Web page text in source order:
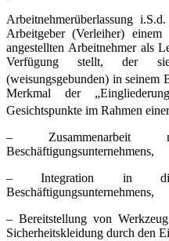
Arbeitnehmerüberlassung
Arbeitgeber (Verleiher)
angestellten Arbeitnehmer als
Verfügung stellt, der
(weisungsgebunden) in seinem
Merkmal der
Gesichtspunkte im Rahmen
– Zusammenarbeit
Beschäftigungsunternehmens,
– Integration in die
Beschäftigungsunternehmens,
– Bereitstellung von
Sicherheitskleidung durch den